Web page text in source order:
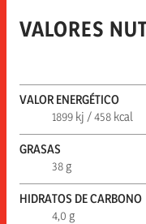
VALORES
VALOR ENERGÉTICO
1899 kj / 458 kcal
GRASAS
38 g
HIDRATOS DE CARBONO
4,0 g